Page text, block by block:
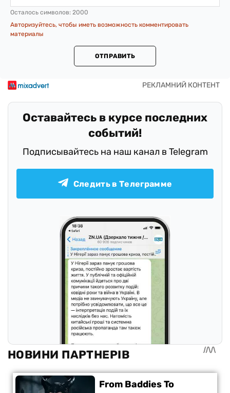
Осталось символов: 2000
Авторизуйтесь, чтобы иметь возможность комментировать
материалы
ОТПРАВИТЬ
Оставайтесь в курсе последних
событий!
Подписывайтесь на наш канал в Telegram
Следить в Телеграмме